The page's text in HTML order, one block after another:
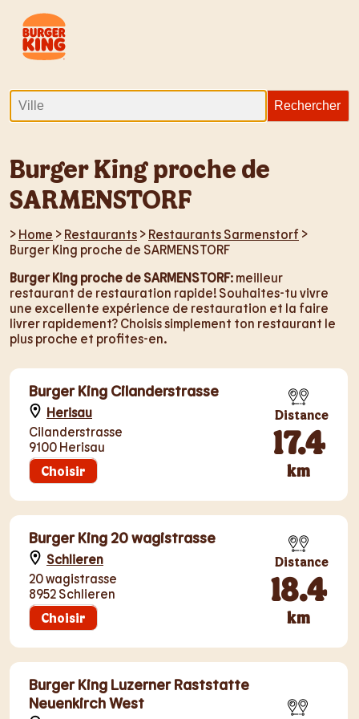
Burger King proche de
SARMENSTORF
> Home > Restaurants > Restaurants Sarmenstorf >
Burger King proche de SARMENSTORF
Burger King proche de SARMENSTORF: meilleur
restaurant de restauration rapide! Souhaites-tu vivre
une excellente expérience de restauration et la faire
livrer rapidement? Choisis simplement ton restaurant le
plus proche et profites-en.
Burger King Cilanderstrasse
Herisau
Cilanderstrasse
9100 Herisau
Choisir
Distance
17.4
km
Burger King 20 wagistrasse
Schlieren
20 wagistrasse
8952 Schlieren
Choisir
Distance
18.4
km
Burger King Luzerner Raststatte
Neuenkirch West